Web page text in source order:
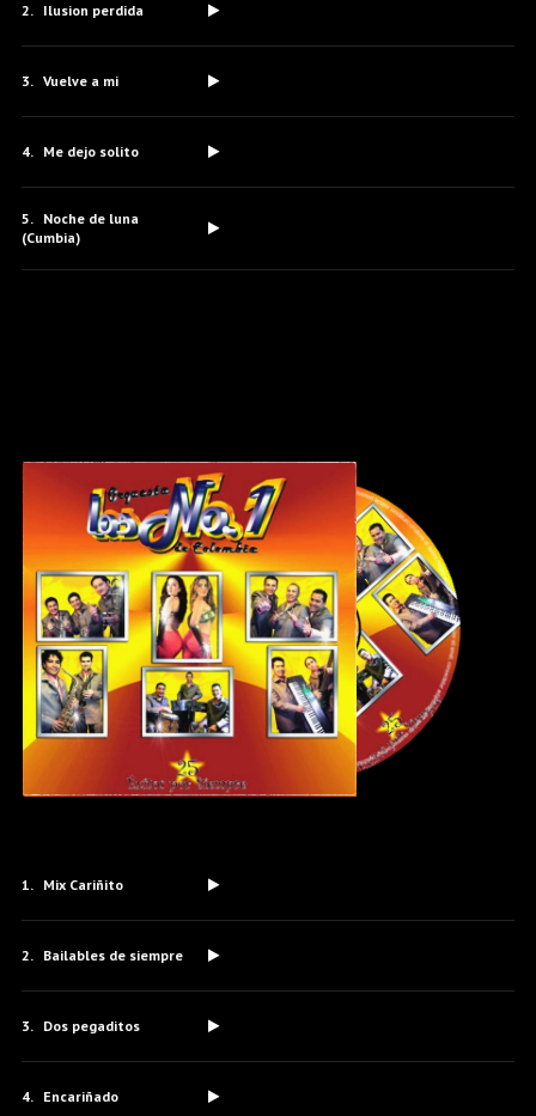
Ilusion perdida
Vuelve a mi
Me dejo solito
Noche de luna
(Cumbia)
Mix Cariñito
Bailables de siempre
Dos pegaditos
Encariñado